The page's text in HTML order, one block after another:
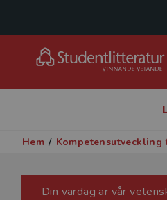
Hem /
Din vardag är vår